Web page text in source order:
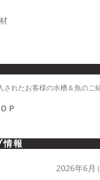
れたお客様の水槽＆魚のご
Ｐ
情報
2026年6月